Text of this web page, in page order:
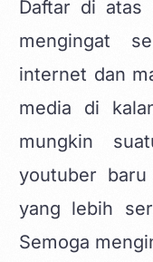
Daftar di atas
mengingat
internet dan
media di
mungkin
youtuber
yang lebih
Semoga